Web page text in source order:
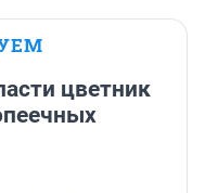
цветник